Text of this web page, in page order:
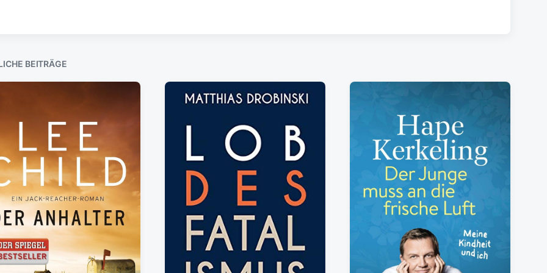
BEITRÄGE